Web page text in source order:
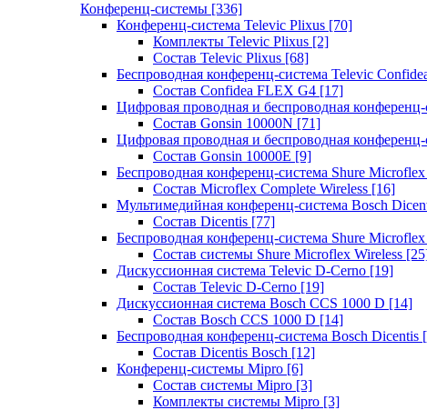
Конференц-системы [336]
Конференц-система Televic Plixus [70]
Комплекты Televic Plixus [2]
Состав Televic Plixus [68]
Беспроводная конференц-система Televic
Состав Confidea FLEX G4 [17]
Цифровая проводная и беспроводная
Состав Gonsin 10000N [71]
Цифровая проводная и беспроводная
Состав Gonsin 10000E [9]
Беспроводная конференц-система Shure
Состав Microflex Complete Wireless [16]
Мультимедийная конференц-система Bosch
Состав Dicentis [77]
Беспроводная конференц-система Shure Microflex
Состав системы Shure Microflex Wireless
Дискуссионная система Televic D-Cerno [19]
Состав Televic D-Cerno [19]
Дискуссионная система Bosch CCS 1000 D [14]
Состав Bosch CCS 1000 D [14]
Беспроводная конференц-система Bosch Dicentis
Состав Dicentis Bosch [12]
Конференц-системы Mipro [6]
Состав системы Mipro [3]
Комплекты системы Mipro [3]